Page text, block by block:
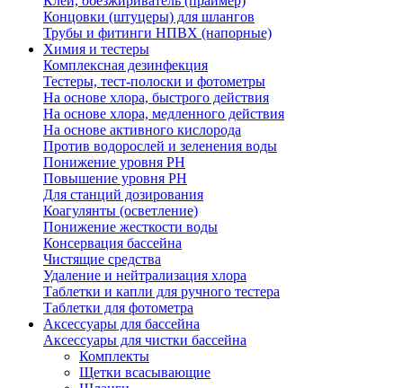
Концовки (штуцеры) для шлангов
Трубы и фитинги НПВХ (напорные)
Химия и тестеры
Комплексная дезинфекция
Тестеры, тест-полоски и фотометры
На основе хлора, быстрого действия
На основе хлора, медленного действия
На основе активного кислорода
Против водорослей и зеленения воды
Понижение уровня РН
Повышение уровня РН
Для станций дозирования
Коагулянты (осветление)
Понижение жесткости воды
Консервация бассейна
Чистящие средства
Удаление и нейтрализация хлора
Таблетки и капли для ручного тестера
Таблетки для фотометра
Аксессуары для бассейна
Аксессуары для чистки бассейна
Комплекты
Щетки всасывающие